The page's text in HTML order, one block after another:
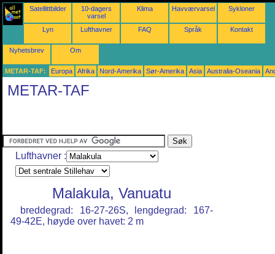
Satellittbilder
10-dagers
varsel
Klima Havværvarsel Sykloner
Lyn Lufthavner FAQ Språk Kontakt
Nyhetsbrev Om
METAR-TAF: Europa Afrika Nord-Amerika Sør-Amerika Asia Australia-Oseania
METAR-TAF
Lufthavner :
Malakula, Vanuatu
breddegrad: 16-27-26S, lengdegrad: 167-
49-42E, høyde over havet: 2 m